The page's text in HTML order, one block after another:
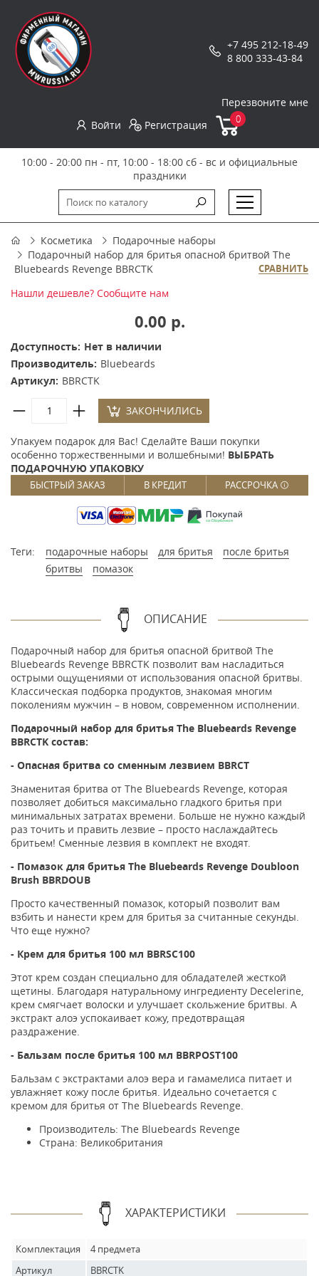
+7 495 212-18-49
8 800 333-43-84
Перезвоните мне
Войти
Регистрация 0
10:00 - 20:00 пн - пт, 10:00 - 18:00 сб - вс и официальные
праздники
Косметика
Подарочные наборы
Подарочный набор для бритья опасной бритвой The
Bluebeards Revenge BBRCTK
СРАВНИТЬ
Нашли дешевле? Сообщите нам
0.00 р.
Доступность: Нет в наличии
Производитель: Bluebeards
Артикул: BBRCTK
ЗАКОНЧИЛИСЬ
Упакуем подарок для Вас! Сделайте Ваши покупки
особенно торжественными и волшебными! ВЫБРАТЬ
ПОДАРОЧНУЮ УПАКОВКУ
БЫСТРЫЙ ЗАКАЗ В КРЕДИТ РАССРОЧКА
Теги: подарочные наборы для бритья
после бритья
бритвы
помазок
ОПИСАНИЕ
Подарочный набор для бритья опасной бритвой The
Bluebeards Revenge BBRCTK позволит вам насладиться
острыми ощущениями от использования опасной бритвы.
Классическая подборка продуктов, знакомая многим
поколениям мужчин – в новом, современном исполнении.
Подарочный набор для бритья The Bluebeards Revenge
BBRCTK состав:
- Опасная бритва со сменным лезвием BBRCT
Знаменитая бритва от The Bluebeards Revenge, которая
позволяет добиться максимально гладкого бритья при
минимальных затратах времени. Больше не нужно каждый
раз точить и править лезвие – просто наслаждайтесь
бритьем! Сменные лезвия в комплект не входят.
- Помазок для бритья The Bluebeards Revenge Doubloon
Brush BBRDOUB
Просто качественный помазок, который позволит вам
взбить и нанести крем для бритья за считанные секунды.
Что еще нужно?
- Крем для бритья 100 мл BBRSC100
Этот крем создан специально для обладателей жесткой
щетины. Благодаря натуральному ингредиенту Decelerine,
крем смягчает волоски и улучшает скольжение бритвы. А
экстракт алоэ успокаивает кожу, предотвращая
раздражение.
- Бальзам после бритья 100 мл BBRPOST100
Бальзам с экстрактами алоэ вера и гамамелиса питает и
увлажняет кожу после бритья. Идеально сочетается с
кремом для бритья от The Bluebeards Revenge.
Производитель: The Bluebeards Revenge
Страна: Великобритания
ХАРАКТЕРИСТИКИ
Комплектация
4 предмета
Артикул
BBRCTK